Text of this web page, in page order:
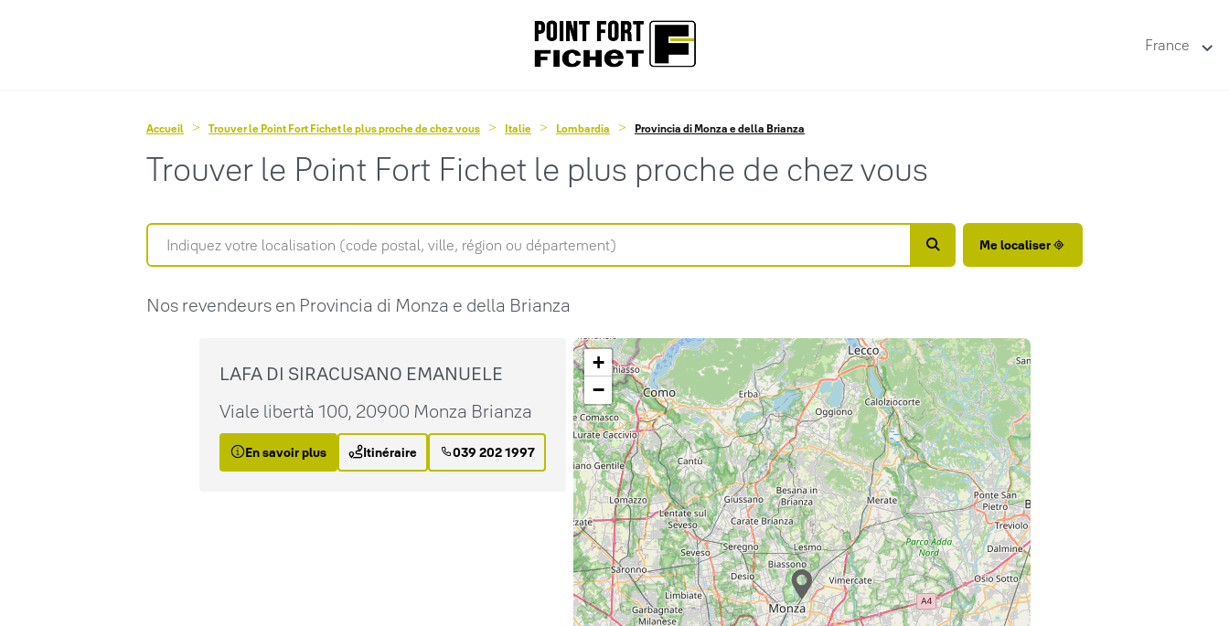
France
Accueil Trouver le Point Fort Fichet le plus proche de chez vous Italie Lombardia Provincia di Monza e della Brianza
Trouver le Point Fort Fichet le plus proche de chez vous
Me localiser
Nos revendeurs en Provincia di Monza e della Brianza
LAFA DI SIRACUSANO EMANUELE
Viale libertà 100, 20900 Monza Brianza
En savoir plus Itinéraire 039 202 1997
+
−